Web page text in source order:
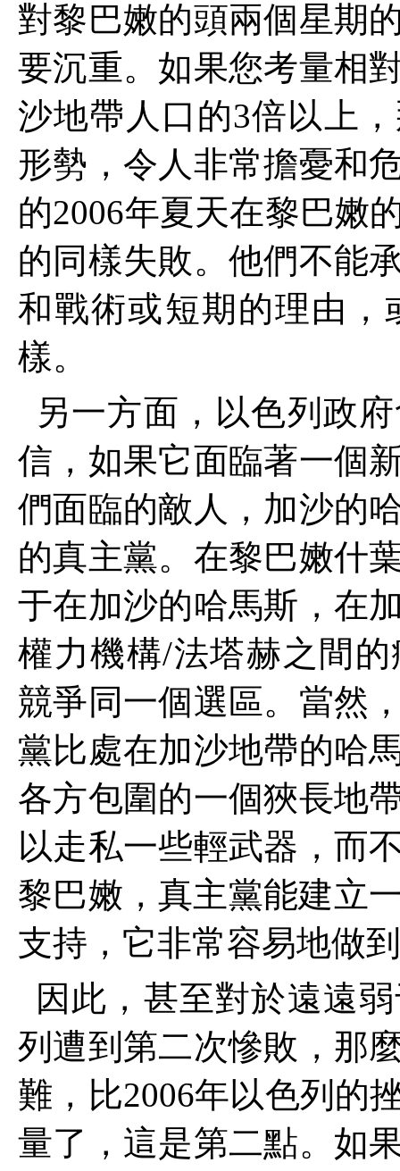
對黎巴嫩的頭兩個星期
要沉重。如果您考量相
沙地帶人口的3倍以上
形勢，令人非常擔憂和
的2006年夏天在黎巴嫩
的同樣失敗。他們不能
和戰術或短期的理由
樣。
另一方面，以色列政
信，如果它面臨著一個
們面臨的敵人，加沙的
的真主黨。在黎巴嫩什
于在加沙的哈馬斯，在
權力機構/法塔赫之間
競爭同一個選區。當然
黨比處在加沙地帶的哈
各方包圍的一個狹長地
以走私一些輕武器，而
黎巴嫩，真主黨能建立
支持，它非常容易地做
因此，甚至對於遠遠
列遭到第二次慘敗，那
難，比2006年以色列的
量了，這是第二點。如